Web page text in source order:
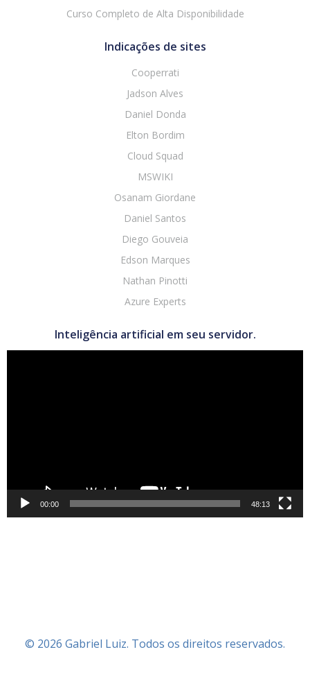
Curso Completo de Alta Disponibilidade
Indicações de sites
Cooperrati
Jadson Alves
Daniel Donda
Elton Bordim
Cloud Squad
MSWIKI
Osanam Giordane
Daniel Santos
Diego Gouveia
Edson Marques
Nathan Pinotti
Azure Experts
Inteligência artificial em seu servidor.
00:00 48:13
© 2026 Gabriel Luiz. Todos os direitos reservados.